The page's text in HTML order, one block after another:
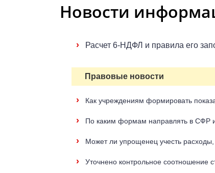
Новости
› Расчет 6-НДФЛ и правила его
Правовые новости
› Как учреждениям формировать
› По каким формам направлять в СФР
› Может ли упрощенец учесть
› Уточнено контрольное соотношение